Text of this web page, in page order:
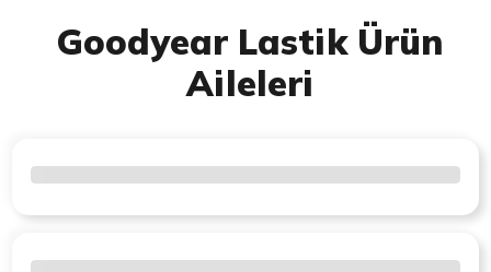
Goodyear Lastik Ürün
Aileleri